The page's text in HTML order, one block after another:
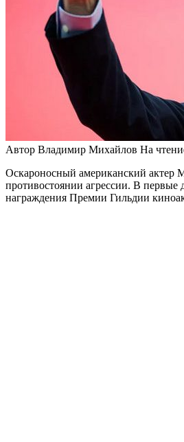
Автор Владимир Михайлов На
Оскароносный американский актер
противостоянии агрессии. В
награждения Премии Гильдии